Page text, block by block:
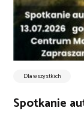
Dla wszystkich
Spotkanie